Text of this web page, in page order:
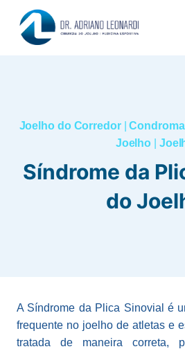
para
Joelho do Corredor|
Joelho
Síndrome da
do
A Síndrome da Plica Sinovial é
frequente no joelho de atletas e
tratada de maneira correta,